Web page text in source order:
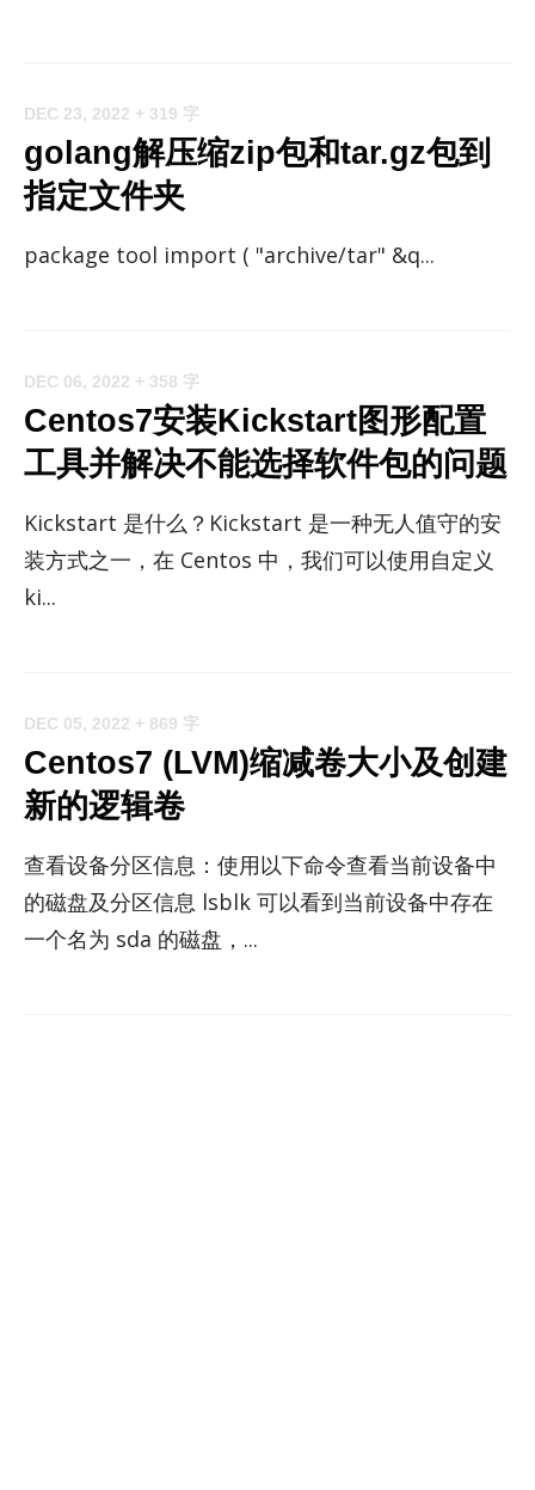
DEC 23, 2022 + 319 字
golang解压缩zip包和tar.gz包到
指定文件夹
pack­age tool im­port ( "archive/​tar" &q...
DEC 06, 2022 + 358 字
Centos7安装Kickstart图形配置
工具并解决不能选择软件包的问题
Kick­start 是什么？Kick­start 是一种无人值守的安
装方式之一，在 Cen­tos 中，我们可以使用自定义
ki...
DEC 05, 2022 + 869 字
Centos7 (LVM)缩减卷大小及创建
新的逻辑卷
查看设备分区信息：使用以下命令查看当前设备中
的磁盘及分区信息 ls­blk 可以看到当前设备中存在
一个名为 sda 的磁盘，...